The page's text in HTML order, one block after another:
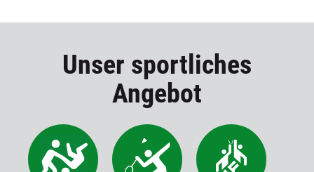
Unser sportliches
Angebot